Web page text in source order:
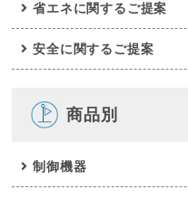
省エネに関するご提案
安全に関するご提案
商品別
制御機器